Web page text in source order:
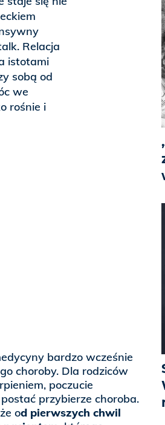
Relacja
istotami
sobą od
we
rośnie i
bardzo wcześnie
choroby. Dla rodziców
poczucie
przybierze choroba.
od pierwszych chwil